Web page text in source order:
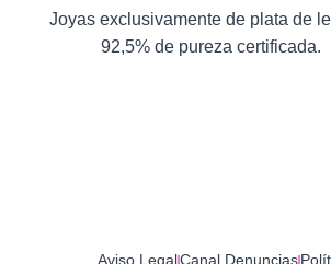
Joyas exclusivamente de plata de
92,5% de pureza certificada.
Aviso LegalCanal Denuncias